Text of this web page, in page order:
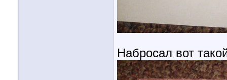
Набросал вот